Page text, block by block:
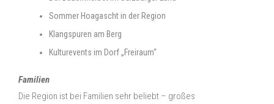
Sommer Hoagascht in der Region
Klangspuren am Berg
Kulturevents im Dorf „Freiraum“
Familien
Die Region ist bei Familien sehr beliebt – großes